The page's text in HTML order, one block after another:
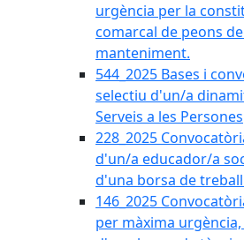
urgència per la
comarcal de peons
manteniment.
544_2025 Bases i
selectiu d'un/a
Serveis a les Persones
228_2025
d'un/a educador/a
d'una borsa de
146_2025
per màxima